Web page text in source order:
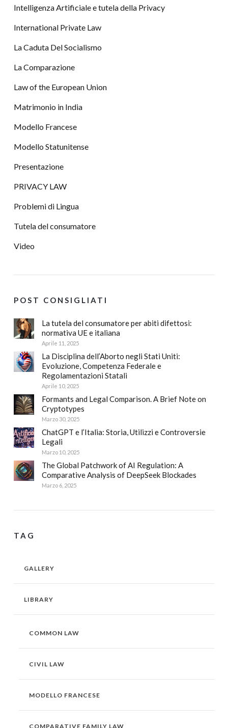
Intelligenza Artificiale e tutela della Privacy
International Private Law
La Caduta Del Socialismo
La Comparazione
Law of the European Union
Matrimonio in India
Modello Francese
Modello Statunitense
Presentazione
PRIVACY LAW
Problemi di Lingua
Tutela del consumatore
Video
POST CONSIGLIATI
La tutela del consumatore per abiti difettosi:
normativa UE e italiana
Aprile 11, 2025
La Disciplina dell’Aborto negli Stati Uniti:
Evoluzione, Competenza Federale e
Regolamentazioni Statali
Aprile 10, 2025
Formants and Legal Comparison. A Brief Note on
Cryptotypes
Marzo 30, 2025
ChatGPT e l’Italia: Storia, Utilizzi e Controversie
Legali
Marzo 10, 2025
The Global Patchwork of AI Regulation: A
Comparative Analysis of DeepSeek Blockades
Marzo 6, 2025
TAG
GALLERY
LIBRARY
COMMON LAW
CIVIL LAW
MODELLO FRANCESE
COMPARATIVE FAMILY LAW